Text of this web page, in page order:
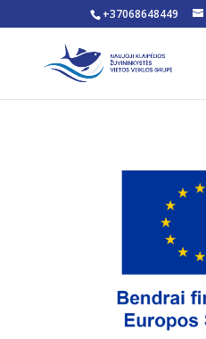
Open toolbar
+37068648449